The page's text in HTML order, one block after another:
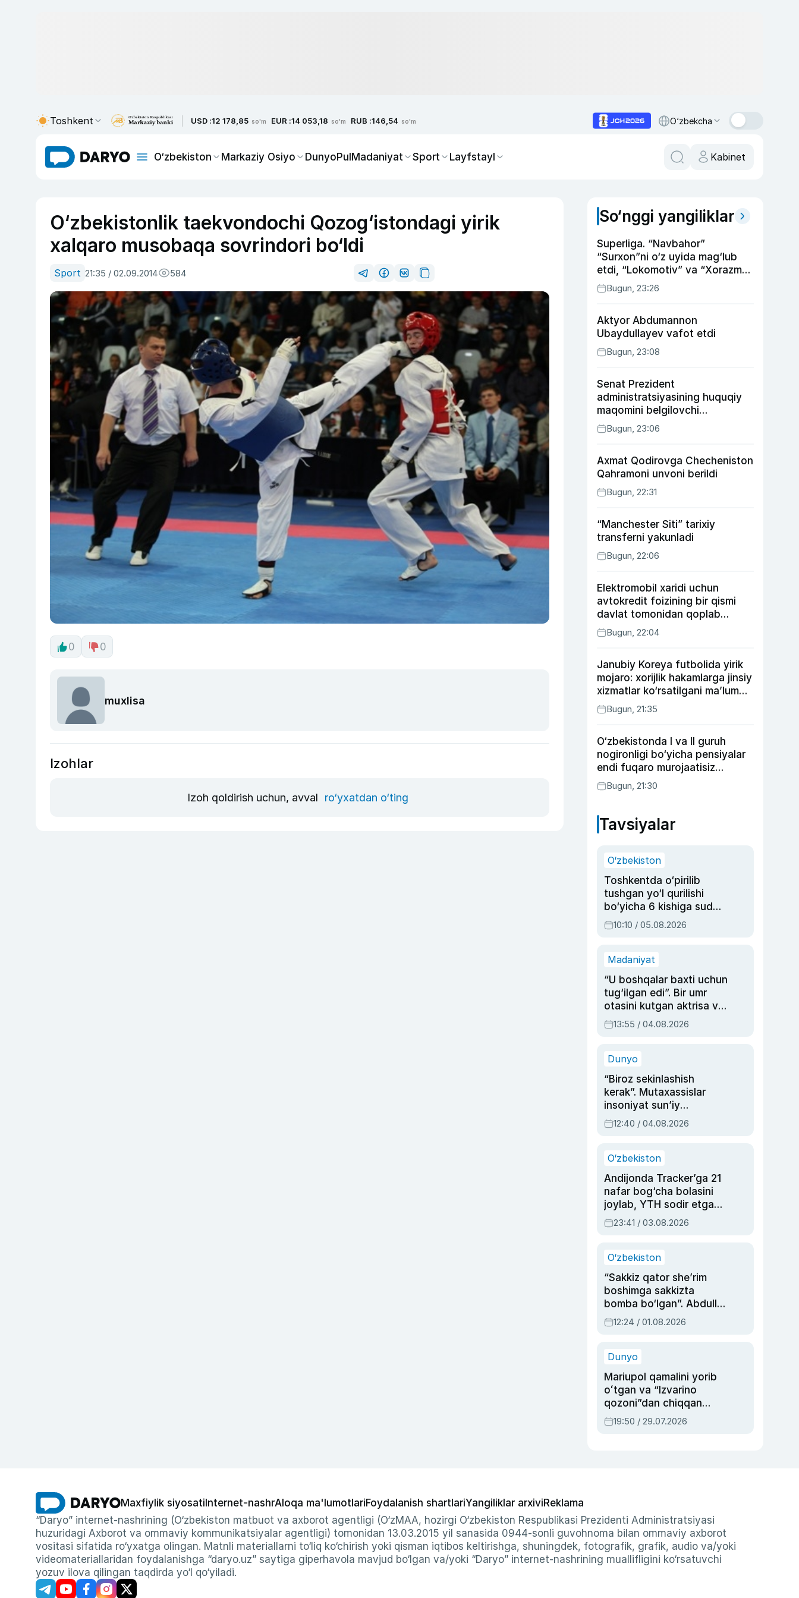
Toshkent USD :12 178,85 so'm EUR :14 053,18 so'm RUB :146,54 so'm O‘zbekcha
O‘zbekiston Markaziy Osiyo DunyoPulMadaniyat Sport Layfstayl Kabinet
O‘zbekistonlik taekvondochi Qozog‘istondagi yirik
xalqaro musobaqa sovrindori bo‘ldi
Sport 21:35 / 02.09.2014 584
0 0
muxlisa
Izohlar
Izoh qoldirish uchun, avval ro‘yxatdan o‘ting
So‘nggi yangiliklar
Superliga. “Navbahor”
“Surxon”ni o‘z uyida mag‘lub
etdi, “Lokomotiv” va “Xorazm”
uyda g‘alaba qozondi
Bugun, 23:26
Aktyor Abdu­mannon
Ubaydullayev vafot etdi
Bugun, 23:08
Senat Prezident
administratsiyasining huquqiy
maqomini belgilovchi
konstitutsiyaviy qonunni
ma’qulladi
Bugun, 23:06
Axmat Qodirovga Checheniston
Qahramoni unvoni berildi
Bugun, 22:31
“Manchester Siti” tarixiy
transferni yakunladi
Bugun, 22:06
Elektromobil xaridi uchun
avtokredit foizining bir qismi
davlat tomonidan qoplab
berilishi mumkin
Bugun, 22:04
Janubiy Koreya futbolida yirik
mojaro: xorijlik hakamlarga jinsiy
xizmatlar ko‘rsatilgani ma’lum
qilindi
Bugun, 21:35
O‘zbekistonda I va II guruh
nogironligi bo‘yicha pensiyalar
endi fuqaro murojaatisiz
tayinlanishi mumkin
Bugun, 21:30
Tavsiyalar
O‘zbekiston
Toshkentda o‘pirilib
tushgan yo‘l qurilishi
bo‘yicha 6 kishiga sud
hukmi o‘qildi
10:10 / 05.08.2026
Madaniyat
“U boshqalar baxti uchun
tug‘ilgan edi”. Bir umr
otasini kutgan aktrisa va
dublyaj ustasi Rimma
Ahmedovaning
13:55 / 04.08.2026
Dunyo
“Biroz sekinlashish
kerak”. Mutaxassislar
insoniyat sun’iy
intellektni boshqara
olmay qolishidan xavotir
12:40 / 04.08.2026
O‘zbekiston
Andijonda Tracker’ga 21
nafar bog‘cha bolasini
joylab, YTH sodir etgan
ayolga sud hukmi o‘qildi
23:41 / 03.08.2026
O‘zbekiston
“Sakkiz qator she’rim
boshimga sakkizta
bomba bo‘lgan”. Abdulla
Oripovni siyosiy
ayblovlardan asrab
12:24 / 01.08.2026
Dunyo
Mariupol qamalini yorib
oʻtgan va “Izvarino
qozoni”dan chiqqan
qahramon — Ukraina
armiyasi bosh
19:50 / 29.07.2026
Maxfiylik siyosati Internet-nashrAloqa ma'lumotlariFoydalanish shartlariYangiliklar arxiviReklama
“Daryo” internet-nashrining (O‘zbekiston matbuot va axborot agentligi (O‘zMAA, hozirgi O‘zbekiston Respublikasi Prezidenti Administratsiyasi
huzuridagi Axborot va ommaviy kommunikatsiyalar agentligi) tomonidan 13.03.2015 yil sanasida 0944-sonli guvohnoma bilan ommaviy axborot
vositasi sifatida ro‘yxatga olingan. Matnli materiallarni to‘liq ko‘chirish yoki qisman iqtibos keltirishga, shuningdek, fotografik, grafik, audio va/yoki
videomateriallaridan foydalanishga “daryo.uz” saytiga giperhavola mavjud bo‘lgan va/yoki “Daryo” internet-nashrining muallifligini ko‘rsatuvchi
yozuv ilova qilingan taqdirda yo‘l qo‘yiladi.